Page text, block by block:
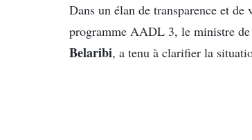
Dans un élan de transparence et de
programme AADL 3, le ministre
Belaribi, a tenu à clarifier la